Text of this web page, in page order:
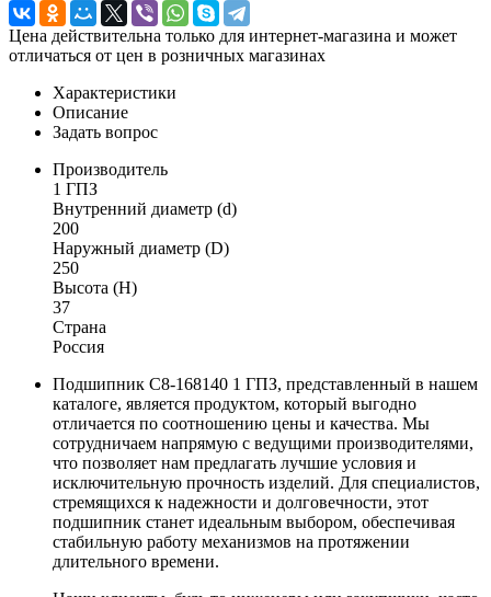
Цена действительна только для интернет-магазина и может
отличаться от цен в розничных магазинах
Характеристики
Описание
Задать вопрос
Производитель
1 ГПЗ
Внутренний диаметр (d)
200
Наружный диаметр (D)
250
Высота (H)
37
Страна
Россия
Подшипник С8-168140 1 ГПЗ, представленный в нашем
каталоге, является продуктом, который выгодно
отличается по соотношению цены и качества. Мы
сотрудничаем напрямую с ведущими производителями,
что позволяет нам предлагать лучшие условия и
исключительную прочность изделий. Для специалистов,
стремящихся к надежности и долговечности, этот
подшипник станет идеальным выбором, обеспечивая
стабильную работу механизмов на протяжении
длительного времени.